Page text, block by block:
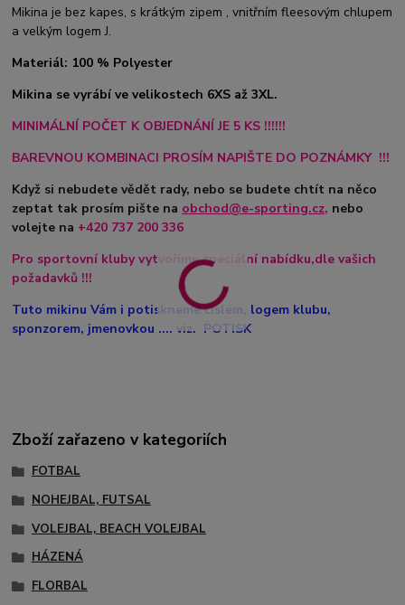
Mikina je bez kapes, s krátkým zipem , vnitřním fleesovým chlupem
a velkým logem J.
Materiál: 100 % Polyester
Mikina se vyrábí ve velikostech 6XS až 3XL.
MINIMÁLNÍ POČET K OBJEDNÁNÍ JE 5 KS !!!!!!
BAREVNOU KOMBINACI PROSÍM NAPIŠTE DO POZNÁMKY !!!
Když si nebudete vědět rady, nebo se budete chtít na něco
zeptat tak prosím pište na obchod@e-sporting.cz, nebo
volejte na +420 737 200 336
Pro sportovní kluby vytvoříme speciální nabídku,dle vašich
požadavků !!!
Tuto mikinu Vám i potiskneme číslem, logem klubu,
sponzorem, jmenovkou .... viz. POTISK
Zboží zařazeno v kategoriích
FOTBAL
NOHEJBAL, FUTSAL
VOLEJBAL, BEACH VOLEJBAL
HÁZENÁ
FLORBAL